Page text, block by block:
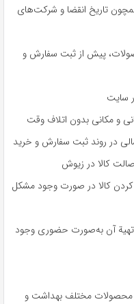
تاریخ انقضا و شرکت‌های
پیش از ثبت سفارش و
سایت
و مکانی بدون اتلاف وقت
کالا در زیوش
کردن کالا در صورت وجود مشکل
آن به‌صورت حضوری وجود
محصولات مختلف بهداشت و